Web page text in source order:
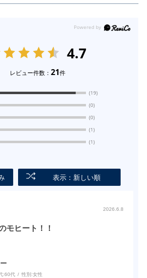
4.7
レビュー件数： 21件
(19)
(0)
(0)
(1)
(1)
表示：新しい順
2026.6.8
モヒート！！
:60代 性別:女性